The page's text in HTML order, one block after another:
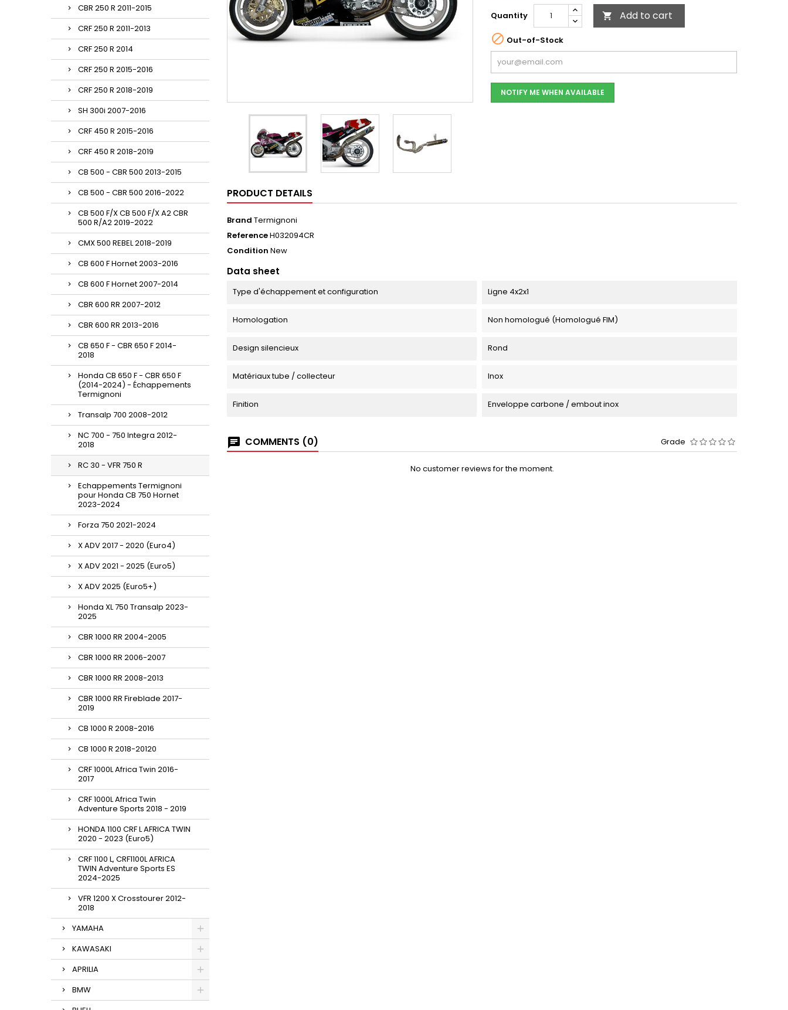
CBR 250 R 2011-2015
CRF 250 R 2011-2013
CRF 250 R 2014
CRF 250 R 2015-2016
CRF 250 R 2018-2019
SH 300i 2007-2016
CRF 450 R 2015-2016
CRF 450 R 2018-2019
CB 500 - CBR 500 2013-2015
CB 500 - CBR 500 2016-2022
CB 500 F/X CB 500 F/X A2 CBR
500 R/A2 2019-2022
CMX 500 REBEL 2018-2019
CB 600 F Hornet 2003-2016
CB 600 F Hornet 2007-2014
CBR 600 RR 2007-2012
CBR 600 RR 2013-2016
CB 650 F - CBR 650 F 2014-
2018
Honda CB 650 F - CBR 650 F
(2014-2024) - Échappements
Termignoni
Transalp 700 2008-2012
NC 700 - 750 Integra 2012-
2018
RC 30 - VFR 750 R
Echappements Termignoni
pour Honda CB 750 Hornet
2023-2024
Forza 750 2021-2024
X ADV 2017 - 2020 (Euro4)
X ADV 2021 - 2025 (Euro5)
X ADV 2025 (Euro5+)
Honda XL 750 Transalp 2023-
2025
CBR 1000 RR 2004-2005
CBR 1000 RR 2006-2007
CBR 1000 RR 2008-2013
CBR 1000 RR Fireblade 2017-
2019
CB 1000 R 2008-2016
CB 1000 R 2018-20120
CRF 1000L Africa Twin 2016-
2017
CRF 1000L Africa Twin
Adventure Sports 2018 - 2019
HONDA 1100 CRF L AFRICA TWIN
2020 - 2023 (Euro5)
CRF 1100 L, CRF1100L AFRICA
TWIN Adventure Sports ES
2024-2025
VFR 1200 X Crosstourer 2012-
2018
YAMAHA
KAWASAKI
APRILIA
BMW
Quantity  Add to cart
 Out-of-Stock
NOTIFY ME WHEN AVAILABLE
PRODUCT DETAILS
Brand Termignoni
ReferenceH032094CR
Condition New
Data sheet
Type d'échappement et configuration Ligne 4x2x1
Homologation Non homologué (Homologué FIM)
Design silencieux Rond
Matériaux tube / collecteur Inox
Finition Enveloppe carbone / embout inox
COMMENTS (0) Grade
No customer reviews for the moment.